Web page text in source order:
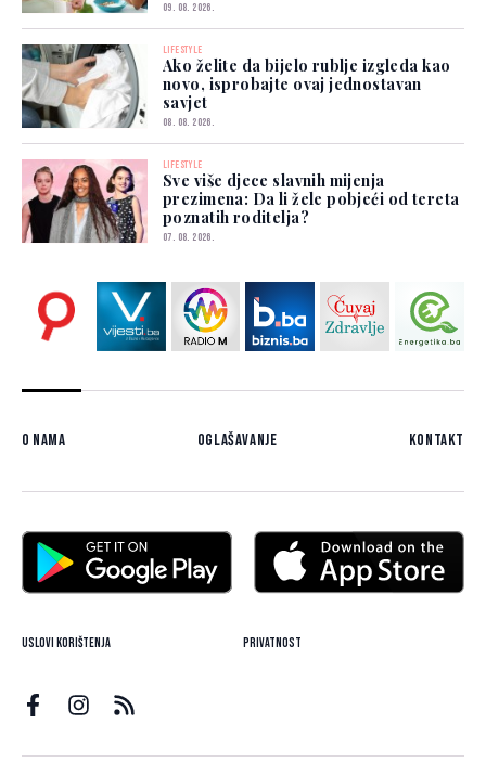
09. 08. 2026.
LIFESTYLE
Ako želite da bijelo rublje izgleda kao
novo, isprobajte ovaj jednostavan
savjet
08. 08. 2026.
LIFESTYLE
Sve više djece slavnih mijenja
prezimena: Da li žele pobjeći od tereta
poznatih roditelja?
07. 08. 2026.
O nama Oglašavanje Kontakt
Uslovi korištenja Privatnost